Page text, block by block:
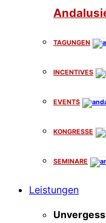
TAGUNGEN
INCENTIVES
EVENTS
KONGRESSE
SEMINARE
Leistungen